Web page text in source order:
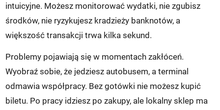
intuicyjne. Możesz monitorować wydatki, nie zgubisz
środków, nie ryzykujesz kradzieży banknotów, a
większość transakcji trwa kilka sekund.
Problemy pojawiają się w momentach zakłóceń.
Wyobraź sobie, że jedziesz autobusem, a terminal
odmawia współpracy. Bez gotówki nie możesz kupić
biletu. Po pracy idziesz po zakupy, ale lokalny sklep ma